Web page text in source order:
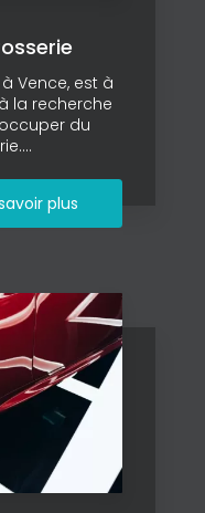
Vence, est à
la recherche
du
plus